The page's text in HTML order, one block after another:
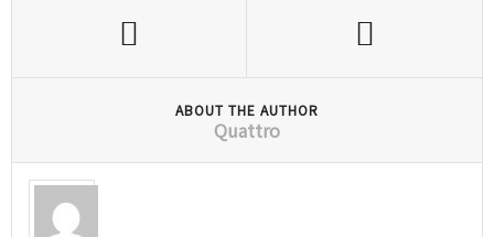
ABOUT THE AUTHOR
Quattro